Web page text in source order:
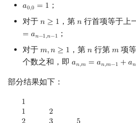
Meissel–Lehmer 算法
Stern–Brocot 树与 Farey 序列
二次域
Pell 方程
支配树
图上随机游走
𝑎0,0 = 1
a0,0=1
；
对于 𝑛 ≥ 1
n ≥1 ，第 𝑛
n 行首项等于上
= 𝑎𝑛−1,𝑛−1 ；
对于 𝑚,𝑛 ≥ 1
m,n≥ 1 ，第𝑛
n 行第 𝑚
m项
个数之和，即 𝑎𝑛,𝑚 = 𝑎𝑛,𝑚−1 +𝑎𝑛
an,m=an,m−1 +a n−
部分结果如下：
1
1
2
23